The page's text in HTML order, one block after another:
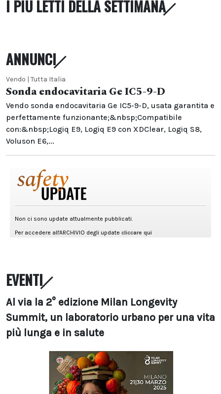
I PIÙ LETTI DELLA SETTIMANA
ANNUNCI
Vendo | Tutta Italia
Sonda endocavitaria Ge IC5-9-D
Vendo sonda endocavitaria Ge IC5-9-D, usata garantita e
perfettamente funzionante;&nbsp;Compatibile
con:&nbsp;Logiq E9, Logiq E9 con XDClear, Logiq S8,
Voluson E6,...
EVENTI
Al via la 2° edizione Milan Longevity
Summit, un laboratorio urbano per una vita
più lunga e in salute